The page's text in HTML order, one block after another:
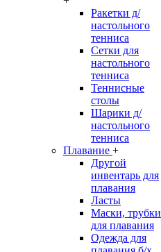
Ракетки д/
настольного
тенниса
Сетки для
настольного
тенниса
Теннисные
столы
Шарики д/
настольного
тенниса
Плавание +
Другой
инвентарь для
плавания
Ласты
Маски, трубки
для плавания
Одежда для